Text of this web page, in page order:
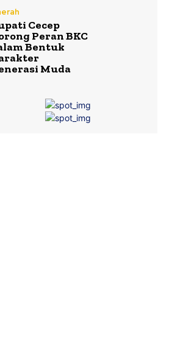
Cecep
Peran BKC
Bentuk
Muda